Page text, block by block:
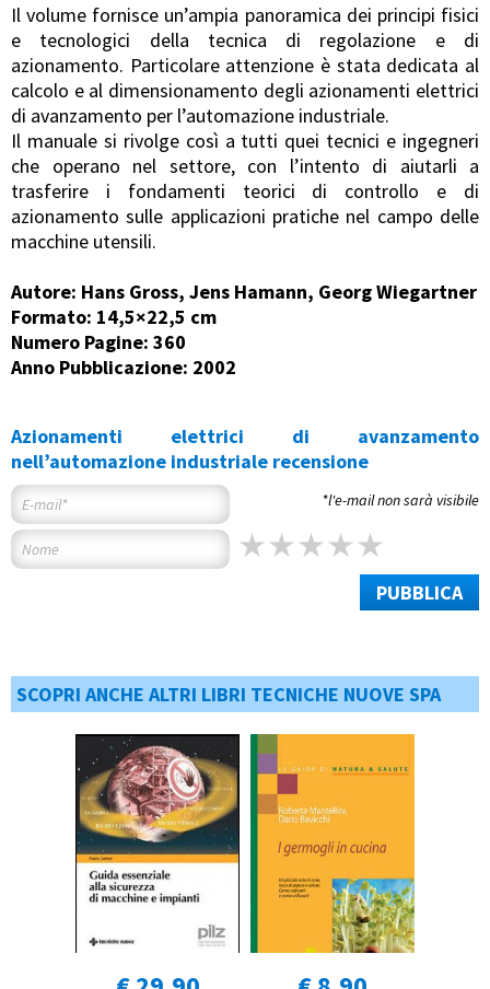
Il volume fornisce un’ampia panoramica dei principi fisici
e tecnologici della tecnica di regolazione e di
azionamento. Particolare attenzione è stata dedicata al
calcolo e al dimensionamento degli azionamenti elettrici
di avanzamento per l’automazione industriale.
Il manuale si rivolge così a tutti quei tecnici e ingegneri
che operano nel settore, con l’intento di aiutarli a
trasferire i fondamenti teorici di controllo e di
azionamento sulle applicazioni pratiche nel campo delle
macchine utensili.
Autore: Hans Gross, Jens Hamann, Georg Wiegartner
Formato: 14,5×22,5 cm
Numero Pagine: 360
Anno Pubblicazione: 2002
Azionamenti elettrici di avanzamento
nell’automazione industriale recensione
*l'e-mail non sarà visibile
PUBBLICA
SCOPRI ANCHE ALTRI LIBRI TECNICHE NUOVE SPA